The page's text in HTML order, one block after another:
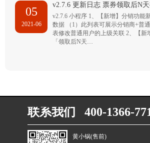
05
2021-06
v2.7.6 更新日志 票券领取后N
v2.7.6 小程序 1、【新增】分销功能
数据 （1）此列表可展示分销商+普
表修改普通用户的上级关联 2、【新
「领取后N天…
联系我们 400-1366-
黄小锅(售前)